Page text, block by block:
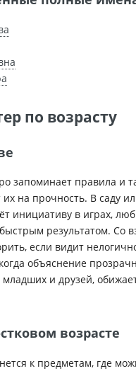
по возрасту
запоминает правила и
их на прочность. В саду
инициативу в играх,
результатом. Со
если видит
объяснение
и друзей,
возрасте
к предметам, где